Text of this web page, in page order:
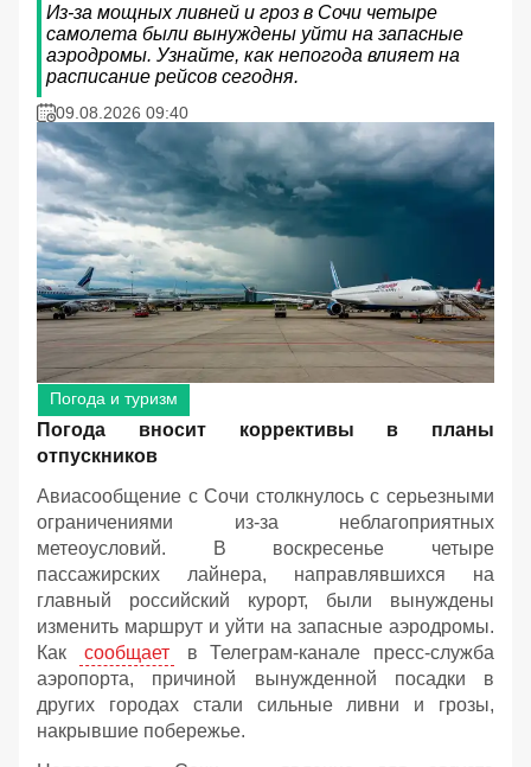
Из-за мощных ливней и гроз в Сочи четыре
самолета были вынуждены уйти на запасные
аэродромы. Узнайте, как непогода влияет на
расписание рейсов сегодня.
09.08.2026 09:40
Погода и туризм
Погода вносит коррективы в планы
отпускников
Авиасообщение с Сочи столкнулось с серьезными
ограничениями из-за неблагоприятных
метеоусловий. В воскресенье четыре
пассажирских лайнера, направлявшихся на
главный российский курорт, были вынуждены
изменить маршрут и уйти на запасные аэродромы.
Как
сообщает
в Телеграм-канале пресс-служба
аэропорта, причиной вынужденной посадки в
других городах стали сильные ливни и грозы,
накрывшие побережье.